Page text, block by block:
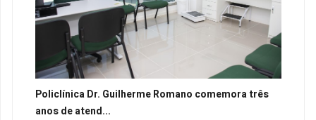
Policlínica Dr. Guilherme Romano comemora três
anos de atend...